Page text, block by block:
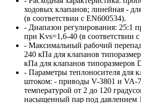
ходовых клапанов; линейная -
(в соответствии с EN600534).
- Диапазон регулирования: 25:1
при Kvs=1,6-40 (в соответствии с
- Максимальный рабочий
240 кПа для клапанов
кПа для клапанов типоразмеров
- Параметры теплоносителя для
штоком: - приводы V-3801 и VA-
температурой от 2 до 120
насыщенный пар под давлением